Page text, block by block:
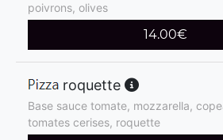
poivrons, olives
14.00€
roquette
Base sauce tomate, mozzarella,
tomates cerises, roquette